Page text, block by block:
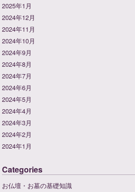
2025年1月
2024年12月
2024年11月
2024年10月
2024年9月
2024年8月
2024年7月
2024年6月
2024年5月
2024年4月
2024年3月
2024年2月
2024年1月
Categories
お仏壇・お墓の基礎知識